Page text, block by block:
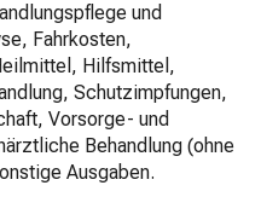
und
Fahrkosten,
Hilfsmittel,
Schutzimpfungen,
Vorsorge- und
Behandlung (ohne
Ausgaben.